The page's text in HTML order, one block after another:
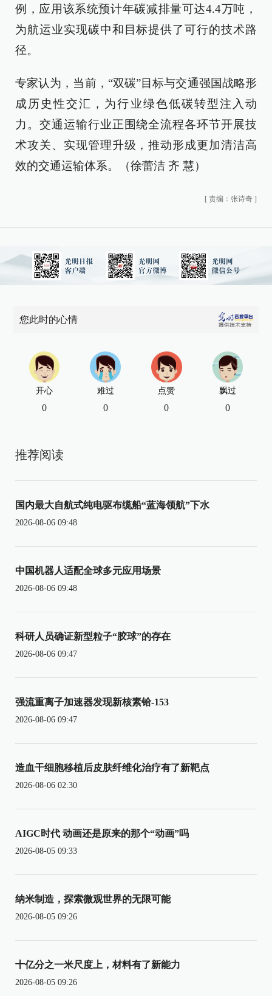
例，应用该系统预计年碳减排量可达4.4万吨，
为航运业实现碳中和目标提供了可行的技术路
径。
专家认为，当前，“双碳”目标与交通强国战略形
成历史性交汇，为行业绿色低碳转型注入动
力。交通运输行业正围绕全流程各环节开展技
术攻关、实现管理升级，推动形成更加清洁高
效的交通运输体系。（徐蕾洁 齐 慧）
[ 责编：张诗奇 ]
您此时的心情
开心
0
难过
0
点赞
0
飘过
0
推荐阅读
国内最大自航式纯电驱布缆船“蓝海领航”下水
2026-08-06 09:48
中国机器人适配全球多元应用场景
2026-08-06 09:48
科研人员确证新型粒子“胶球”的存在
2026-08-06 09:47
强流重离子加速器发现新核素铪-153
2026-08-06 09:47
造血干细胞移植后皮肤纤维化治疗有了新靶点
2026-08-06 02:30
AIGC时代 动画还是原来的那个“动画”吗
2026-08-05 09:33
纳米制造，探索微观世界的无限可能
2026-08-05 09:26
十亿分之一米尺度上，材料有了新能力
2026-08-05 09:26